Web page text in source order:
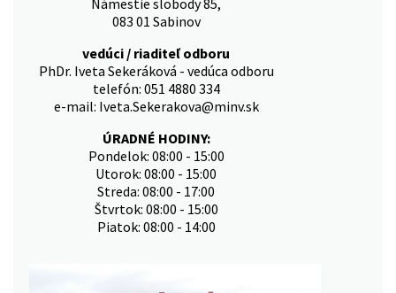
Námestie slobody 85,
083 01 Sabinov
vedúci / riaditeľ odboru
PhDr. Iveta Sekeráková - vedúca odboru
telefón: 051 4880 334
e-mail: Iveta.Sekerakova@minv.sk
ÚRADNÉ HODINY:
Pondelok: 08:00 - 15:00
Utorok: 08:00 - 15:00
Streda: 08:00 - 17:00
Štvrtok: 08:00 - 15:00
Piatok: 08:00 - 14:00